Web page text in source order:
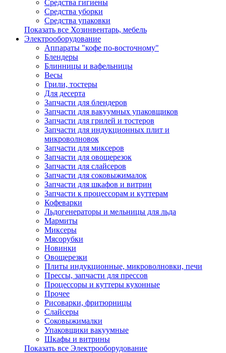
Средства гигиены
Средства уборки
Средства упаковки
Показать все Хозинвентарь, мебель
Электрооборудование
Аппараты "кофе по-восточному"
Блендеры
Блинницы и вафельницы
Весы
Грили, тостеры
Для десерта
Запчасти для блендеров
Запчасти для вакуумных упаковщиков
Запчасти для грилей и тостеров
Запчасти для индукционных плит и
микроволновок
Запчасти для миксеров
Запчасти для овощерезок
Запчасти для слайсеров
Запчасти для соковыжималок
Запчасти для шкафов и витрин
Запчасти к процессорам и куттерам
Кофеварки
Льдогенераторы и мельницы для льда
Мармиты
Миксеры
Мясорубки
Новинки
Овощерезки
Плиты индукционные, микроволновки, печи
Прессы, запчасти для прессов
Процессоры и куттеры кухонные
Прочее
Рисоварки, фритюрницы
Слайсеры
Соковыжималки
Упаковщики вакуумные
Шкафы и витрины
Показать все Электрооборудование